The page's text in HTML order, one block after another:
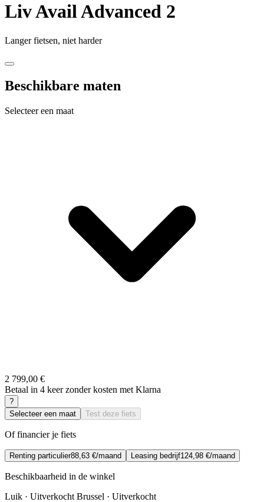
LivAvail Advanced 2
Langer fietsen, niet harder
Beschikbare maten
Selecteer een maat
2 799,00 €
Betaal in 4 keer zonder kosten met Klarna
?
Selecteer een maat
Test deze fiets
Of financier je fiets
Renting particulier88,63 €/maand Leasing bedrijf124,98 €/maand
Beschikbaarheid in de winkel
Luik · Uitverkocht Brussel · Uitverkocht